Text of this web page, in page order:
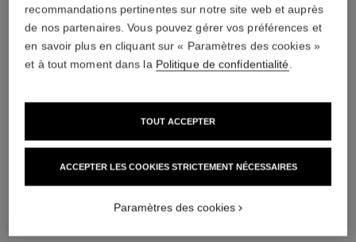
Réf. 137500
AJOUTER AU PANIER
Courbe et Définition
Réf. 190010
3 teintes disponibles
48 €
(8000€/Kg)
AJOUTER AU PANIER
recommandations pertinentes sur notre site web et auprès
de nos partenaires. Vous pouvez gérer vos préférences et
en savoir plus en cliquant sur « Paramètres des cookies »
et à tout moment dans la Politique de confidentialité.
ACCEPTER LES COOKIES STRICTEMENT NÉCESSAIRES
TOUT ACCEPTER
Paramètres des cookies